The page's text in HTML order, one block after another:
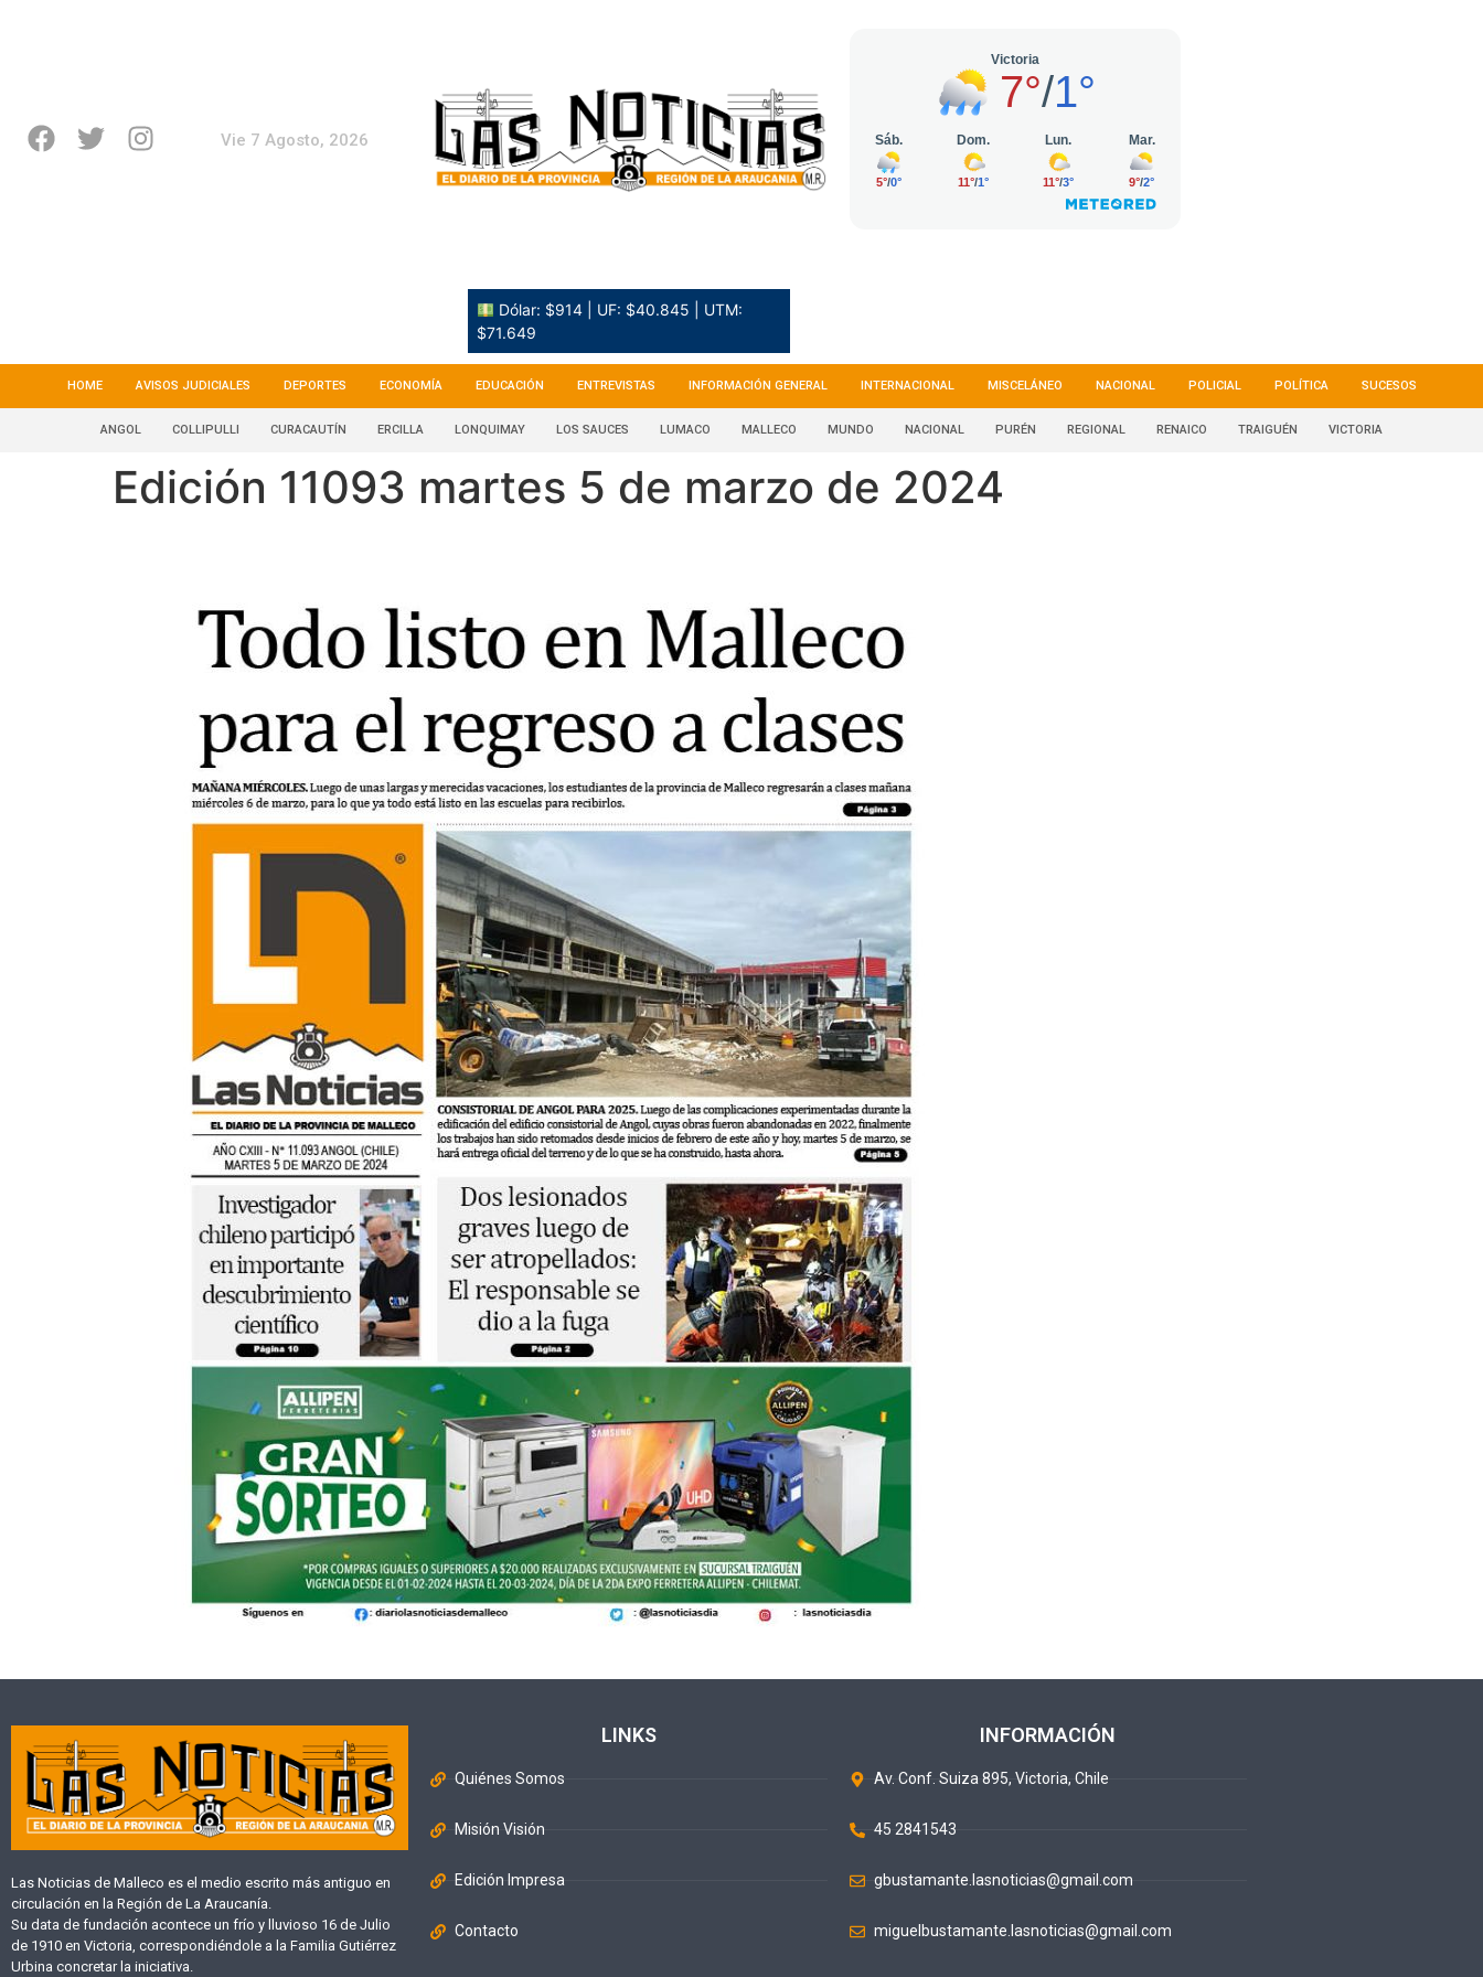
Vie 7 Agosto, 2026
Dólar: $914 | UF: $40.845 | UTM:
$71.649
HOME AVISOS JUDICIALES DEPORTES ECONOMÍA EDUCACIÓN ENTREVISTAS INFORMACIÓN GENERAL INTERNACIONAL MISCELÁNEO NACIONAL POLICIAL POLÍTICA SUCESOS
ANGOL COLLIPULLI CURACAUTÍN ERCILLA LONQUIMAY LOS SAUCES LUMACO MALLECO MUNDO NACIONAL PURÉN REGIONAL RENAICO TRAIGUÉN VICTORIA
Edición 11093 martes 5 de marzo de 2024
Las Noticias de Malleco es el medio escrito más antiguo en
circulación en la Región de La Araucanía.
Su data de fundación acontece un frío y lluvioso 16 de Julio
de 1910 en Victoria, correspondiéndole a la Familia Gutiérrez
Urbina concretar la iniciativa.
LINKS
Quiénes Somos
Misión Visión
Edición Impresa
Contacto
INFORMACIÓN
Av. Conf. Suiza 895, Victoria, Chile
45 2841543
gbustamante.lasnoticias@gmail.com
miguelbustamante.lasnoticias@gmail.com